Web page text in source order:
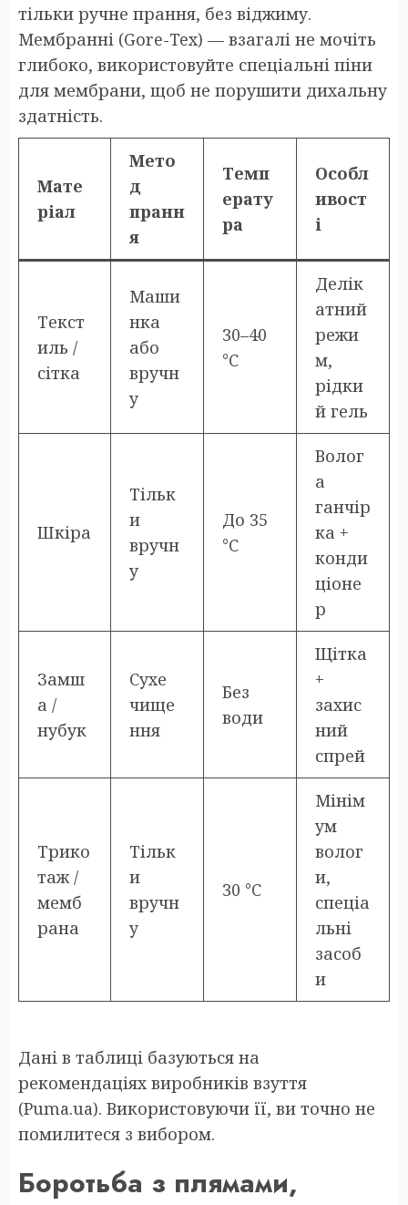
тільки ручне прання, без віджиму.
Мембранні (Gore-Tex) — взагалі не мочіть
глибоко, використовуйте спеціальні піни
для мембрани, щоб не порушити дихальну
здатність.
Мате
ріал
Мето
д
пранн
я
Темп
ерату
ра
Особл
ивост
і
Текст
иль /
сітка
Маши
нка
або
вручн
у
30–40
°C
Делік
атний
режи
м,
рідки
й гель
Шкіра
Тільк
и
вручн
у
До 35
°C
Волог
а
ганчір
ка +
конди
ціоне
р
Замш
а /
нубук
Сухе
чище
ння
Без
води
Щітка
+
захис
ний
спрей
Трико
таж /
мемб
рана
Тільк
и
вручн
у
30 °C
Мінім
ум
волог
и,
спеціа
льні
засоб
и
Дані в таблиці базуються на
рекомендаціях виробників взуття
(Puma.ua). Використовуючи її, ви точно не
помилитеся з вибором.
Боротьба з плямами,